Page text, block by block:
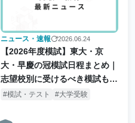
ニュース・速報 2026.06.24
【2026年度模試】東大・京
大・早慶の冠模試日程まとめ｜
志望校別に受けるべき模試も解
説模試・テスト 大学受験